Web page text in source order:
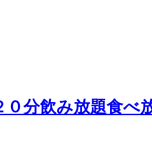
分飲み放題食べ